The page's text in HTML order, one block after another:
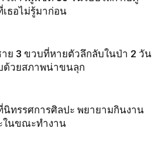
เธอไม่รู้มาก่อน
าย 3 ขวบที่หายตัวลึกลับในป่า 2 วัน
ด้วยสภาพน่าขนลุก
นิทรรศการศิลปะ พยายามกินงาน
ในขณะทำงาน